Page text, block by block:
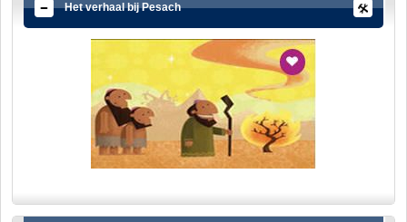
Het verhaal bij Pesach